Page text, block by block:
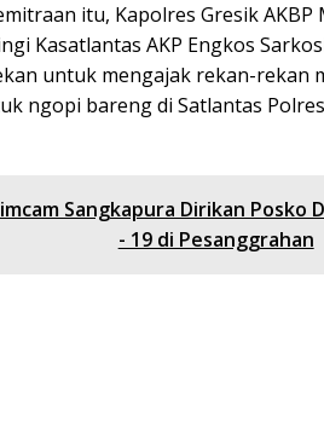
itu, Kapolres Gresik AKBP
Kasatlantas AKP Engkos
untuk mengajak rekan-rekan
ngopi bareng di Satlantas
Sangkapura Dirikan Posko
- 19 di Pesanggrahan